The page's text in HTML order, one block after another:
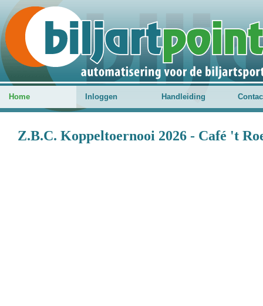
Home Inloggen Handleiding
Z.B.C. Koppeltoernooi 2026 - Café 't